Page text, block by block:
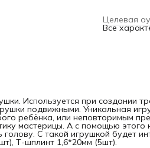
Целевая
Все
Используется при создании
подвижными. Уникальная
ребёнка, или неповторимым
мастерицы. А с помощью
С такой игрушкой будет
Т-шплинт 1,6*20мм (5шт).